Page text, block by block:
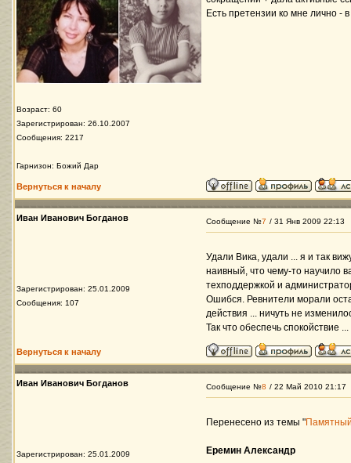
Возраст: 60
Зарегистрирован: 26.10.2007
Сообщения: 2217
Гарнизон: Божий Дар
Есть претензии ко мне лично -
Вернуться к началу
Иван Иванович Богданов
Зарегистрирован: 25.01.2009
Сообщения: 107
Сообщение №7 / 31 Янв 2009 22:13
Удали Вика, удали ... я и так
наивный, что чему-то научило
техподдержкой и
Ошибся. Ревнители морали
действия ... ничуть не
Так что обеспечь спокойствие
Вернуться к началу
Иван Иванович Богданов
Зарегистрирован: 25.01.2009
Сообщение №8 / 22 Май 2010 21:17
Перенесено из темы "
Еремин Александр